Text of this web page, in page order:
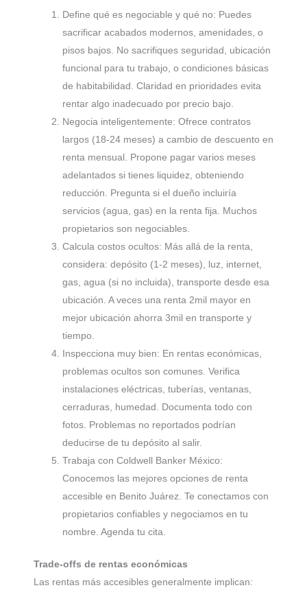
Define qué es negociable y qué no: Puedes
sacrificar acabados modernos, amenidades, o
pisos bajos. No sacrifiques seguridad, ubicación
funcional para tu trabajo, o condiciones básicas
de habitabilidad. Claridad en prioridades evita
rentar algo inadecuado por precio bajo.
Negocia inteligentemente: Ofrece contratos
largos (18-24 meses) a cambio de descuento en
renta mensual. Propone pagar varios meses
adelantados si tienes liquidez, obteniendo
reducción. Pregunta si el dueño incluiría
servicios (agua, gas) en la renta fija. Muchos
propietarios son negociables.
Calcula costos ocultos: Más allá de la renta,
considera: depósito (1-2 meses), luz, internet,
gas, agua (si no incluida), transporte desde esa
ubicación. A veces una renta 2mil mayor en
mejor ubicación ahorra 3mil en transporte y
tiempo.
Inspecciona muy bien: En rentas económicas,
problemas ocultos son comunes. Verifica
instalaciones eléctricas, tuberías, ventanas,
cerraduras, humedad. Documenta todo con
fotos. Problemas no reportados podrían
deducirse de tu depósito al salir.
Trabaja con Coldwell Banker México:
Conocemos las mejores opciones de renta
accesible en Benito Juárez. Te conectamos con
propietarios confiables y negociamos en tu
nombre. Agenda tu cita.
Trade-offs de rentas económicas
Las rentas más accesibles generalmente implican: